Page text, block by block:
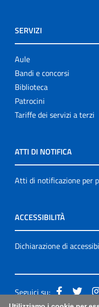
SERVIZI
Aule
Bandi e concorsi
Biblioteca
Patrocini
Tariffe dei servizi a terzi
ATTI DI NOTIFICA
Atti di notificazione per
ACCESSIBILITÀ
Dichiarazione di
Seguici su: